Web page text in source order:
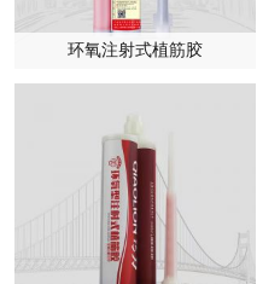
环氧注射式植筋胶